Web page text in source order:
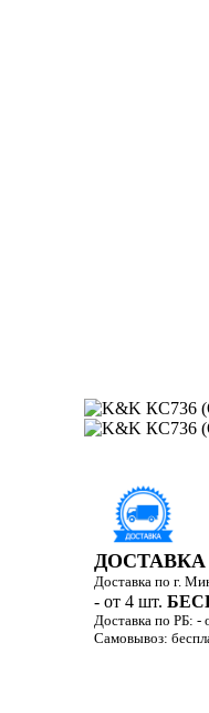
ДОСТАВКА
Доставка по г.
- от 4 шт.
Доставка по РБ:-
Самовывоз: